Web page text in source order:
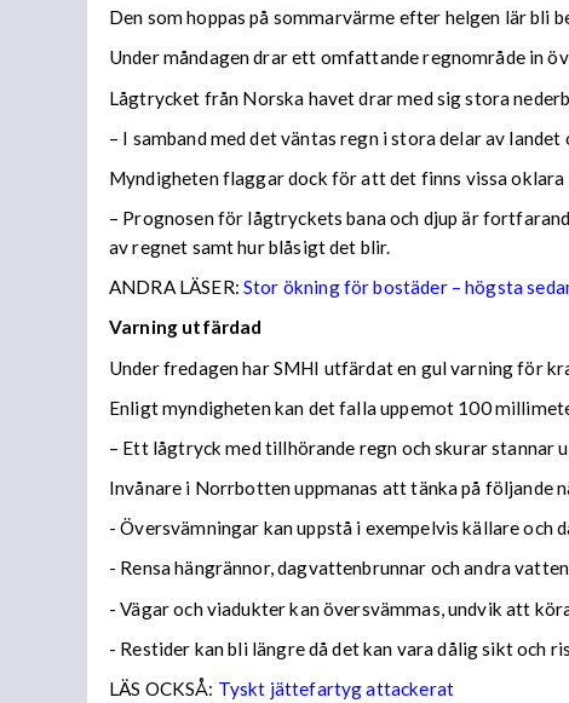
Den som hoppas på sommarvärme efter helgen lär bli
Under måndagen drar ett omfattande regnområde in
Lågtrycket från Norska havet drar med sig stora
– I samband med det väntas regn i stora delar av
Myndigheten flaggar dock för att det finns vissa
– Prognosen för lågtryckets bana och djup är
av regnet samt hur blåsigt det blir.
ANDRA LÄSER: Stor ökning för bostäder – högsta
Varning utfärdad
Under fredagen har SMHI utfärdat en gul varning för
Enligt myndigheten kan det falla uppemot 100
– Ett lågtryck med tillhörande regn och skurar
Invånare i Norrbotten uppmanas att tänka på
- Översvämningar kan uppstå i exempelvis källare
- Rensa hängrännor, dagvattenbrunnar och andra
- Vägar och viadukter kan översvämmas, undvik att
- Restider kan bli längre då det kan vara dålig sikt och
LÄS OCKSÅ: Tyskt jättefartyg attackerat